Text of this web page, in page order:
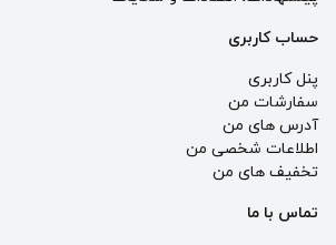
حساب کاربری
پنل کاربری
سفارشات من
آدرس های من
اطلاعات شخصی من
تخفیف های من
تماس با ما